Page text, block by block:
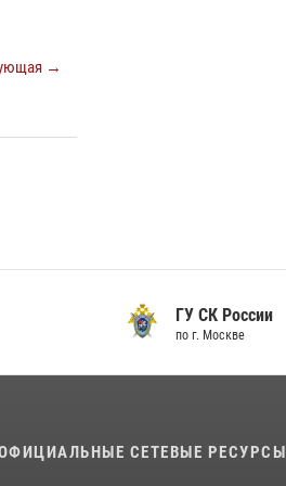
→
ГУ СК России
по г. Москве
СЕТЕВЫЕ РЕСУРСЫ